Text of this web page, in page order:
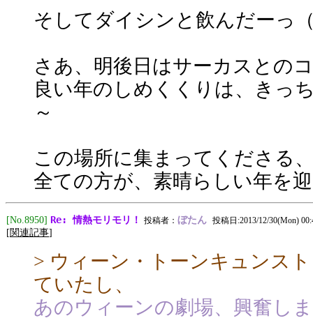
そしてダイシンと飲んだーっ
さあ、明後日はサーカスとの
良い年のしめくくりは、きっ
～
この場所に集まってくださる
全ての方が、素晴らしい年を
[No.8950] Re: 情熱モリモリ！ 投稿者： ぼたん 投稿日:2013/12/30(Mon)
[関連記事]
> ウィーン・トーンキュンス
ていたし、
あのウィーンの劇場、興奮し